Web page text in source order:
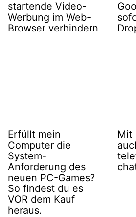
startende Video-
Werbung im Web-
Browser verhindern
Erfüllt mein
Computer die
System-
Anforderung des
neuen PC-Games?
So findest du es
VOR dem Kauf
heraus.
Mit